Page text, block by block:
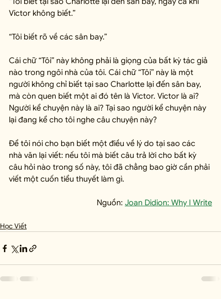
Victor không biết.”
“Tôi biết rõ về các sân bay.”
Cái chữ “Tôi” này không phải là giọng của bất kỳ tác giả
nào trong ngôi nhà của tôi. Cái chữ “Tôi” này là một
người không chỉ biết tại sao Charlotte lại đến sân bay,
mà còn quen biết một ai đó tên là Victor. Victor là ai?
Người kể chuyện này là ai? Tại sao người kể chuyện này
lại đang kể cho tôi nghe câu chuyện này?
Để tôi nói cho bạn biết một điều về lý do tại sao các
nhà văn lại viết: nếu tôi mà biết câu trả lời cho bất kỳ
câu hỏi nào trong số này, tôi đã chẳng bao giờ cần phải
viết một cuốn tiểu thuyết làm gì.
Nguồn: Joan Didion: Why I Write
Học Viết